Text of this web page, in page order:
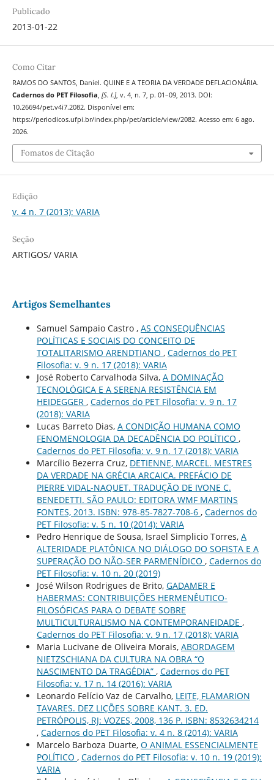
Publicado
2013-01-22
Como Citar
RAMOS DO SANTOS, Daniel. QUINE E A TEORIA DA VERDADE DEFLACIONÁRIA.
Cadernos do PET Filosofia [S. l.], v. 4, n. 7, p. 01–09, 2013. DOI:
10.26694/pet.v4i7.2082. Disponível em:
https://periodicos.ufpi.br/index.php/pet/article/view/2082. Acesso em: 6 ago.
2026.
Fomatos de Citação
Edição
v. 4 n. 7 (2013): VARIA
Seção
ARTIGOS/ VARIA
Artigos Semelhantes
Samuel Sampaio Castro , AS CONSEQUÊNCIAS
POLÍTICAS E SOCIAIS DO CONCEITO DE
TOTALITARISMO ARENDTIANO , Cadernos do PET
Filosofia: v. 9 n. 17 (2018): VARIA
José Roberto Carvalhoda Silva, A DOMINAÇÃO
TECNOLÓGICA E A SERENA RESISTÊNCIA EM
HEIDEGGER , Cadernos do PET Filosofia: v. 9 n. 17
(2018): VARIA
Lucas Barreto Dias, A CONDIÇÃO HUMANA COMO
FENOMENOLOGIA DA DECADÊNCIA DO POLÍTICO ,
Cadernos do PET Filosofia: v. 9 n. 17 (2018): VARIA
Marcílio Bezerra Cruz, DETIENNE, MARCEL. MESTRES
DA VERDADE NA GRÉCIA ARCAICA. PREFÁCIO DE
PIERRE VIDAL-NAQUET. TRADUÇÃO DE IVONE C.
BENEDETTI. SÃO PAULO: EDITORA WMF MARTINS
FONTES, 2013. ISBN: 978-85-7827-708-6 , Cadernos do
PET Filosofia: v. 5 n. 10 (2014): VARIA
Pedro Henrique de Sousa, Israel Simplicio Torres, A
ALTERIDADE PLATÔNICA NO DIÁLOGO DO SOFISTA E A
SUPERAÇÃO DO NÃO-SER PARMENÍDICO , Cadernos do
PET Filosofia: v. 10 n. 20 (2019)
José Wilson Rodrigues de Brito, GADAMER E
HABERMAS: CONTRIBUIÇÕES HERMENÊUTICO-
FILOSÓFICAS PARA O DEBATE SOBRE
MULTICULTURALISMO NA CONTEMPORANEIDADE ,
Cadernos do PET Filosofia: v. 9 n. 17 (2018): VARIA
Maria Lucivane de Oliveira Morais, ABORDAGEM
NIETZSCHIANA DA CULTURA NA OBRA “O
NASCIMENTO DA TRAGÉDIA” , Cadernos do PET
Filosofia: v. 17 n. 14 (2016): VARIA
Leonardo Felício Vaz de Carvalho, LEITE, FLAMARION
TAVARES. DEZ LIÇÕES SOBRE KANT. 3. ED.
PETRÓPOLIS, RJ: VOZES, 2008, 136 P. ISBN: 8532634214
, Cadernos do PET Filosofia: v. 4 n. 8 (2014): VARIA
Marcelo Barboza Duarte, O ANIMAL ESSENCIALMENTE
POLÍTICO , Cadernos do PET Filosofia: v. 10 n. 19 (2019):
VARIA